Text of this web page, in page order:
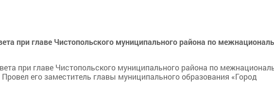
при главе Чистопольского муниципального района по
при главе Чистопольского муниципального района по
его заместитель главы муниципального образования «Город